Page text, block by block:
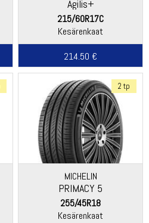
Agilis+
215/60R17C
Kesärenkaat
214.50 €
2 tp
MICHELIN
PRIMACY 5
255/45R18
Kesärenkaat